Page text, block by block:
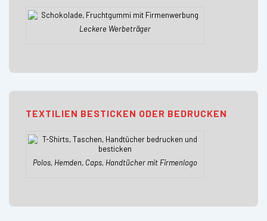
Leckere Werbeträger
TEXTILIEN BESTICKEN ODER BEDRUCKEN
Polos, Hemden, Caps, Handtücher mit Firmenlogo